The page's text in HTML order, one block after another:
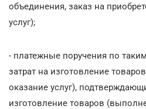
объединения, заказ на
услуг);
- платежные поручения по
затрат на изготовление
оказание услуг),
изготовление товаров